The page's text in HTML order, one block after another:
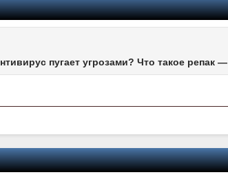
пугает угрозами? Что такое репак —